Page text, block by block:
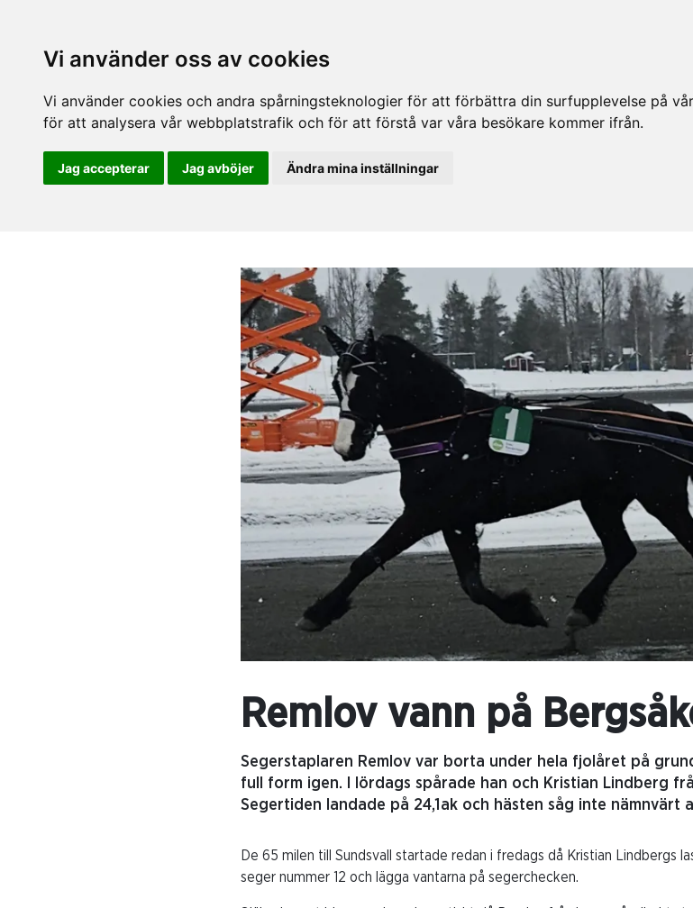
Vi använder oss av cookies
Vi använder cookies och andra spårningsteknologier för att förbättra din surfupplevelse på
för att analysera vår webbplatstrafik och för att förstå var våra besökare kommer ifrån.
Jag accepterar Jag avböjer Ändra mina inställningar
Remlov vann på
Segerstaplaren Remlov var borta under hela fjolåret på
full form igen. I lördags spårade han och Kristian Lindberg
Segertiden landade på 24,1ak och hästen såg inte
De 65 milen till Sundsvall startade redan i fredags då Kristian Lindbergs
seger nummer 12 och lägga vantarna på segerchecken.